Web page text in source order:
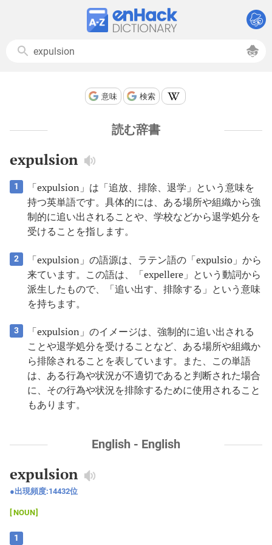
意味 検索
読む辞書
expulsion
1
「expulsion」は「追放、排除、退学」という意味を
持つ英単語です。具体的には、ある場所や組織から強
制的に追い出されることや、学校などから退学処分を
受けることを指します。
2
「expulsion」の語源は、ラテン語の「expulsio」から
来ています。この語は、「expellere」という動詞から
派生したもので、「追い出す、排除する」という意味
を持ちます。
3
「expulsion」のイメージは、強制的に追い出される
ことや退学処分を受けることなど、ある場所や組織か
ら排除されることを表しています。また、この単語
は、ある行為や状況が不適切であると判断された場合
に、その行為や状況を排除するために使用されること
もあります。
English - English
expulsion
出現頻度:14432位
NOUN
1